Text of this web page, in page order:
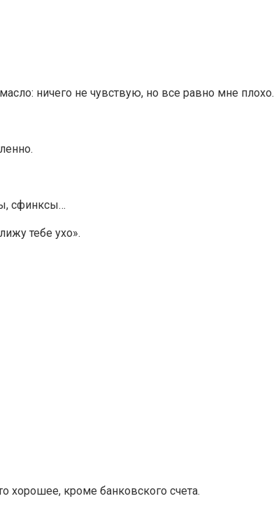
ничего не чувствую, но все равно мне плохо.
сфинксы…
тебе ухо».
хорошее, кроме банковского счета.